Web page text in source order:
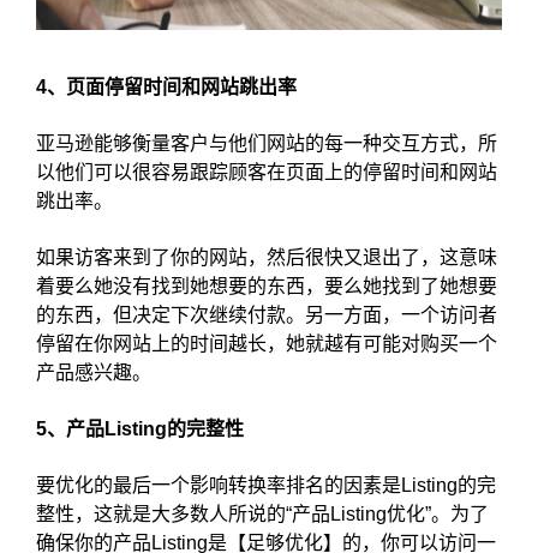
4、页面停留时间和网站跳出率
亚马逊能够衡量客户与他们网站的每一种交互方式，所
以他们可以很容易跟踪顾客在页面上的停留时间和网站
跳出率。
如果访客来到了你的网站，然后很快又退出了，这意味
着要么她没有找到她想要的东西，要么她找到了她想要
的东西，但决定下次继续付款。另一方面，一个访问者
停留在你网站上的时间越长，她就越有可能对购买一个
产品感兴趣。
5、产品Listing的完整性
要优化的最后一个影响转换率排名的因素是Listing的完
整性，这就是大多数人所说的“产品Listing优化”。为了
确保你的产品Listing是【足够优化】的，你可以访问一